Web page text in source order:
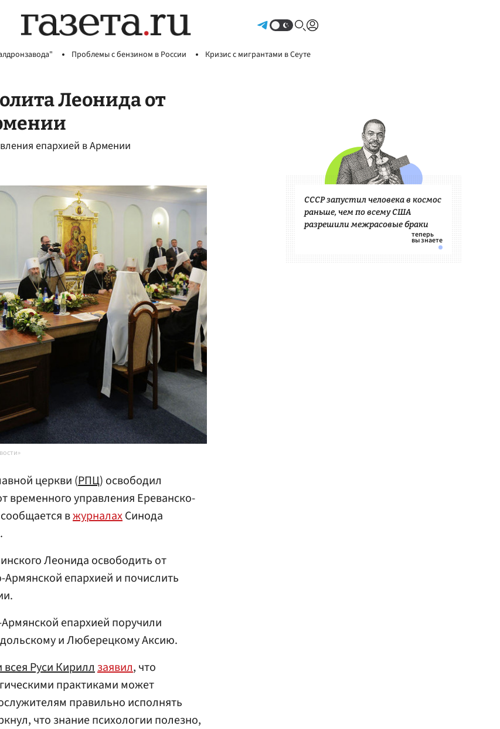
Проблемы с бензином в России Кризис с мигрантами в Сеуте
Леонида от
епархией в Армении
церкви (РПЦ) освободил
временного управления Ереванско-
вжурналахСинода
Леонида освободить от
епархией и почислить
епархией поручили
и Люберецкому Аксию.
Руси Кириллзаявил, что
практиками может
правильно исполнять
что знание психологии полезно,
СССР запустил человека в космос
раньше, чем по всему США
разрешили межрасовые браки